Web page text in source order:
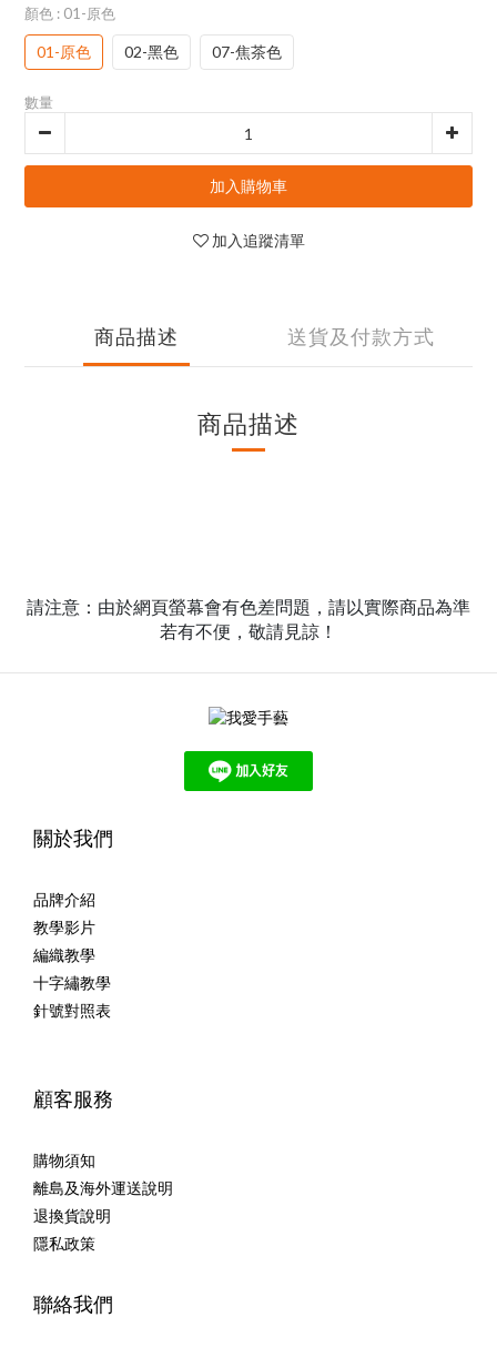
顏色 : 01-原色
01-原色 02-黑色 07-焦茶色
數量
加入購物車
加入追蹤清單
商品描述 送貨及付款方式
商品描述
請注意：由於網頁螢幕會有色差問題，請以實際商品為準
若有不便，敬請見諒！
關於我們
品牌介紹
教學影片
編織教學
十字繡教學
針號對照表
顧客服務
購物須知
離島及海外運送說明
退換貨說明
隱私政策
聯絡我們